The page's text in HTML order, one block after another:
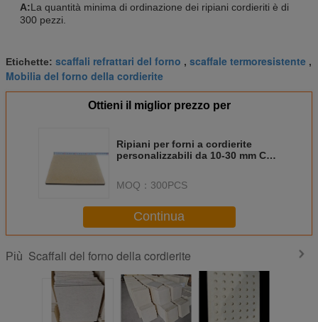
A:La quantità minima di ordinazione dei ripiani cordieriti è di
300 pezzi.
Etichette: scaffali refrattari del forno , scaffale termoresistente ,
Mobilia del forno della cordierite
Ottieni il miglior prezzo per
Ripiani per forni a cordierite
personalizzabili da 10-30 mm Con
MOQ： 300PCS
Continua
Più Scaffali del forno della cordierite